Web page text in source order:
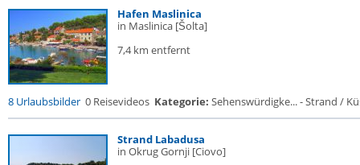
Hafen Maslinica
in Maslinica [Šolta]
7,4 km entfernt
8 Urlaubsbilder 0 Reisevideos Kategorie: Sehenswürdigke... - Strand /
Strand Labadusa
in Okrug Gornji [Ciovo]